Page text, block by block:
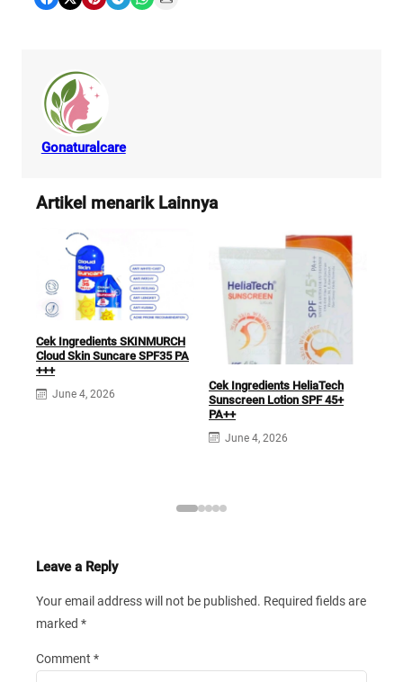
Gonaturalcare
Artikel menarik Lainnya
Cek Ingredients SKINMURCH
Cloud Skin Suncare SPF35 PA
+++
June 4, 2026
Cek Ingredients HeliaTech
Sunscreen Lotion SPF 45+
PA++
June 4, 2026
Leave a Reply
Your email address will not be published. Required fields are
marked *
Comment *